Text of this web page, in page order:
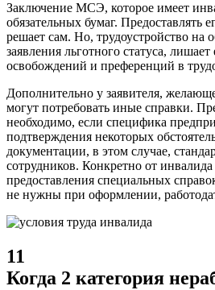
Заключение МСЭ, которое имеет
обязательных бумаг. Предоставлять
решает сам. Но, трудоустройство на
заявления льготного статуса, лишает
освобождений и преференций в
Дополнительно у заявителя,
могут потребовать иные справки.
необходимо, если специфика
подтверждения некоторых
документации, в этом случае,
сотрудников. Конкретно от инвалида
предоставления специальных
не нужны при оформлении,
11
Когда 2 категория